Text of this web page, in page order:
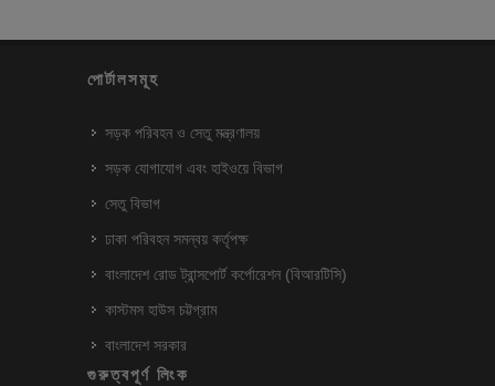
পোর্টালসমূহ
সড়ক পরিবহন ও সেতু মন্ত্রণালয়
সড়ক যোগাযোগ এবং হাইওয়ে বিভাগ
সেতু বিভাগ
ঢাকা পরিবহন সমন্বয় কর্তৃপক্ষ
বাংলাদেশ রোড ট্রান্সপোর্ট কর্পোরেশন (বিআরটিসি)
কাস্টমস হাউস চট্টগ্রাম
বাংলাদেশ সরকার
গুরুত্বপূর্ণ লিংক